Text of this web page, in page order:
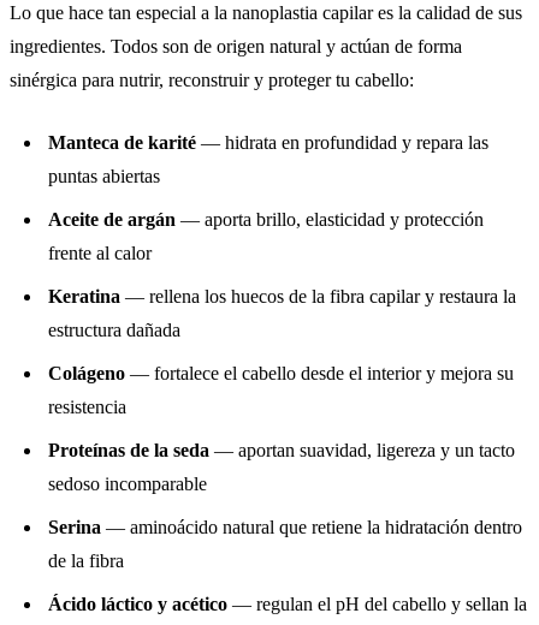
Lo que hace tan especial a la nanoplastia capilar es la calidad de sus
ingredientes. Todos son de origen natural y actúan de forma
sinérgica para nutrir, reconstruir y proteger tu cabello:
Manteca de karité — hidrata en profundidad y repara las
puntas abiertas
Aceite de argán — aporta brillo, elasticidad y protección
frente al calor
Keratina — rellena los huecos de la fibra capilar y restaura la
estructura dañada
Colágeno — fortalece el cabello desde el interior y mejora su
resistencia
Proteínas de la seda — aportan suavidad, ligereza y un tacto
sedoso incomparable
Serina — aminoácido natural que retiene la hidratación dentro
de la fibra
Ácido láctico y acético — regulan el pH del cabello y sellan la